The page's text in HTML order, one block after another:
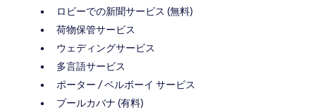
ロビーでの新聞サービス (無料)
荷物保管サービス
ウェディングサービス
多言語サービス
ポーター / ベルボーイ サービス
プールカバナ (有料)